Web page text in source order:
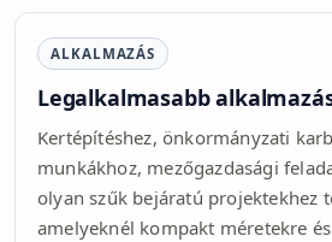
ALKALMAZÁS
Legalkalmasabb
Kertépítéshez, önkormányzati
munkákhoz, mezőgazdasági
olyan szűk bejáratú projektekhez
amelyeknél kompakt méretekre